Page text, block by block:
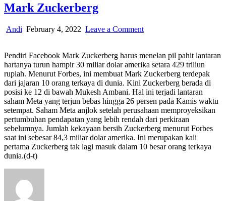
Mark Zuckerberg
Author:
Andi Published
February 4, 2022 Leave a Commenton
Pendiri Facebook Mark Zuckerberg harus menelan pil pahit lantaran
hartanya turun hampir 30 miliar dolar amerika setara 429 triliun
rupiah. Menurut Forbes, ini membuat Mark Zuckerberg terdepak
dari jajaran 10 orang terkaya di dunia. Kini Zuckerberg berada di
posisi ke 12 di bawah Mukesh Ambani. Hal ini terjadi lantaran
saham Meta yang terjun bebas hingga 26 persen pada Kamis waktu
setempat. Saham Meta anjlok setelah perusahaan memproyeksikan
pertumbuhan pendapatan yang lebih rendah dari perkiraan
sebelumnya. Jumlah kekayaan bersih Zuckerberg menurut Forbes
saat ini sebesar 84,3 miliar dolar amerika. Ini merupakan kali
pertama Zuckerberg tak lagi masuk dalam 10 besar orang terkaya
dunia.(d-t)